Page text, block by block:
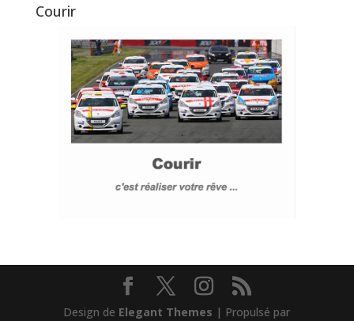
Courir
Design de Elegant Themes | Propulsé par